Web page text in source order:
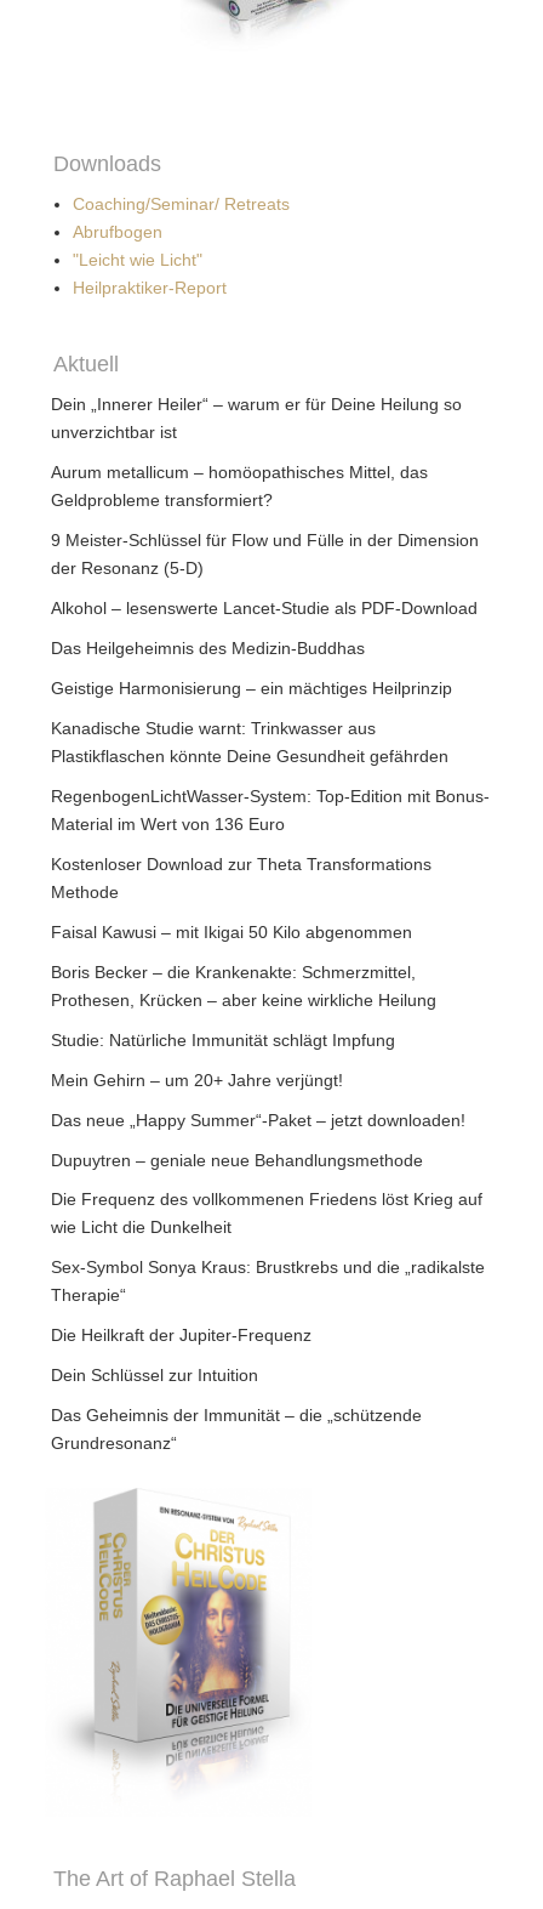
Downloads
Coaching/Seminar/ Retreats
Abrufbogen
"Leicht wie Licht"
Heilpraktiker-Report
Aktuell
Dein „Innerer Heiler“ – warum er für Deine Heilung so
unverzichtbar ist
Aurum metallicum – homöopathisches Mittel, das
Geldprobleme transformiert?
9 Meister-Schlüssel für Flow und Fülle in der Dimension
der Resonanz (5-D)
Alkohol – lesenswerte Lancet-Studie als PDF-Download
Das Heilgeheimnis des Medizin-Buddhas
Geistige Harmonisierung – ein mächtiges Heilprinzip
Kanadische Studie warnt: Trinkwasser aus
Plastikflaschen könnte Deine Gesundheit gefährden
RegenbogenLichtWasser-System: Top-Edition mit Bonus-
Material im Wert von 136 Euro
Kostenloser Download zur Theta Transformations
Methode
Faisal Kawusi – mit Ikigai 50 Kilo abgenommen
Boris Becker – die Krankenakte: Schmerzmittel,
Prothesen, Krücken – aber keine wirkliche Heilung
Studie: Natürliche Immunität schlägt Impfung
Mein Gehirn – um 20+ Jahre verjüngt!
Das neue „Happy Summer“-Paket – jetzt downloaden!
Dupuytren – geniale neue Behandlungsmethode
Die Frequenz des vollkommenen Friedens löst Krieg auf
wie Licht die Dunkelheit
Sex-Symbol Sonya Kraus: Brustkrebs und die „radikalste
Therapie“
Die Heilkraft der Jupiter-Frequenz
Dein Schlüssel zur Intuition
Das Geheimnis der Immunität – die „schützende
Grundresonanz“
The Art of Raphael Stella